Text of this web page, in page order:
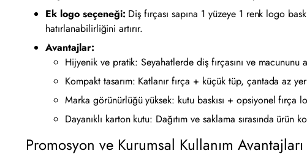
Ek logo seçeneği: Diş fırçası sapına 1 yüzeye 1 renk logo
hatırlanabilirliğini artırır.
Avantajlar:
Hijyenik ve pratik: Seyahatlerde diş fırçasını ve macununu
Kompakt tasarım: Katlanır fırça + küçük tüp, çantada az
Marka görünürlüğü yüksek: kutu baskısı + opsiyonel fırça
Dayanıklı karton kutu: Dağıtım ve saklama sırasında ürün
Promosyon ve Kurumsal Kullanım Avantajları